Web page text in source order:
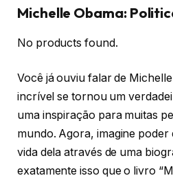
Michelle Obama:
No products found.
Você já ouviu falar de
incrível se tornou um
uma inspiração para muitas
mundo. Agora, imagine
vida dela através de uma
exatamente isso que o livro